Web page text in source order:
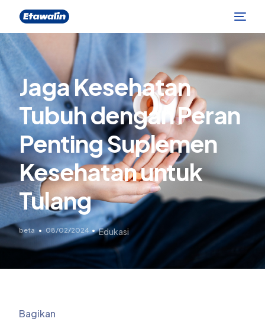
Jaga Kesehatan
Tubuh dengan Peran
Penting Suplemen
Kesehatan untuk
Tulang
beta 08/02/2024 Edukasi
Bagikan